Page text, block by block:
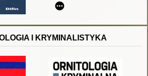
I KRYMINALISTYKA